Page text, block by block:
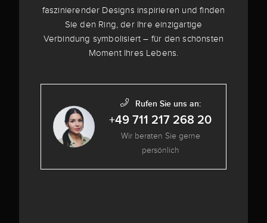
faszinierender Designs inspirieren und finden
Sie den Ring, der Ihre einzigartige
Verbindung symbolisiert – für den schönsten
Moment Ihres Lebens.
Rufen Sie uns an:
+49 711 217 268 20
Wir beraten Sie gerne
persönlich